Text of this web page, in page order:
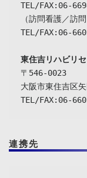
TEL/FAX:06-
（訪問看護／訪
TEL/FAX:06-
東住吉リハビリ
〒546-0023
大阪市東住吉区
TEL/FAX:06-
連携先